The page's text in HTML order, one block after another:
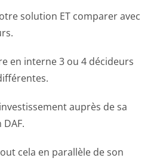
solution ET comparer avec
en interne 3 ou 4 décideurs
auprès de sa
cela en parallèle de son